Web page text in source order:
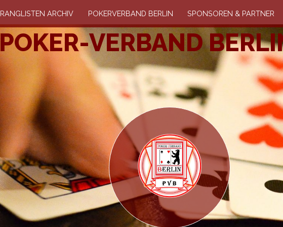
RANGLISTEN ARCHIV POKERVERBAND BERLIN SPONSOREN & PARTNER
POKER-VERBAND